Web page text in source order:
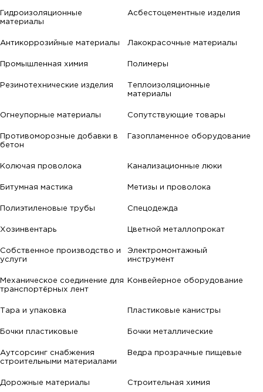
Гидроизоляционные
материалы
Асбестоцементные изделия
Антикоррозийные материалы Лакокрасочные материалы
Промышленная химия Полимеры
Резинотехнические изделия
Теплоизоляционные
материалы
Огнеупорные материалы Сопутствующие товары
Противоморозные добавки в
бетон
Газопламенное оборудование
Колючая проволока Канализационные люки
Битумная мастика Метизы и проволока
Полиэтиленовые трубы Спецодежда
Хозинвентарь Цветной металлопрокат
Собственное производство и
услуги
Электромонтажный
инструмент
Механическое соединение для
транспортёрных лент
Конвейерное оборудование
Тара и упаковка Пластиковые канистры
Бочки пластиковые Бочки металлические
Аутсорсинг снабжения
строительными материалами
Ведра прозрачные пищевые
Дорожные материалы Строительная химия